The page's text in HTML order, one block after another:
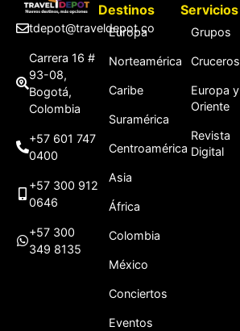
tdepot@traveldepot.co
Carrera 16 #
93-08,
Bogotá,
Colombia
+57 601 747
0400
+57 300 912
0646
+57 300
349 8135
Destinos
Europa
Norteamérica
Caribe
Suramérica
Centroamérica
Asia
África
Colombia
México
Conciertos
Eventos
Servicios
Grupos
Cruceros
Europa y
Oriente
Revista
Digital